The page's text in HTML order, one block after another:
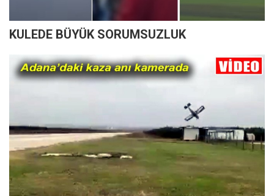
KULEDE BÜYÜK SORUMSUZLUK